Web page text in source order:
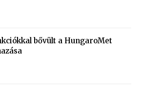
bővült a HungaroMet